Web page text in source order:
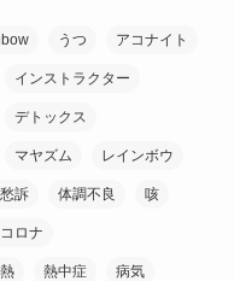
うつ アコナイト
インストラクター
デトックス
マヤズム レインボウ
訴 体調不良 咳
ロナ
熱 熱中症 病気